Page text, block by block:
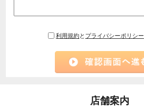
利用規約と プライバシーポリシー
店舗案内